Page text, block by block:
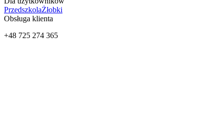
PrzedszkolaŻłobki
Obsługa klienta
+48 725 274 365